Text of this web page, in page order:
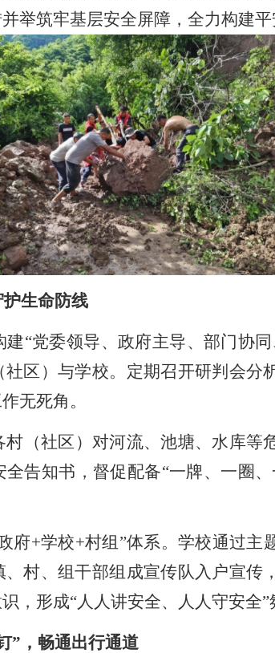
举筑牢基层安全屏障，全力构建平
生命防线
建“党委领导、政府主导、部门协
区）与学校。定期召开研判会分
无死角。
（社区）对河流、池塘、水库等
全告知书，督促配备“一牌、一圈
府+学校+村组”体系。学校通过主
村、组干部组成宣传队入户宣传
，形成“人人讲安全、人人守安全”
”，畅通出行通道